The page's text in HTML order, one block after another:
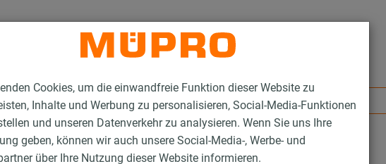
Cookies, um die einwandfreie Funktion dieser Website zu
Inhalte und Werbung zu personalisieren, Social-Media-Funktionen
und unseren Datenverkehr zu analysieren. Wenn Sie uns Ihre
geben, können wir auch unsere Social-Media-, Werbe- und
über Ihre Nutzung dieser Website informieren.
für die Lüftungsbefestigung